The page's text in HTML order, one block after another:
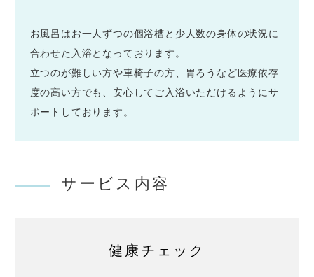
お風呂はお一人ずつの個浴槽と少人数の身体の状況に
合わせた入浴となっております。
立つのが難しい方や車椅子の方、胃ろうなど医療依存
度の高い方でも、安心してご入浴いただけるようにサ
ポートしております。
サービス内容
健康チェック